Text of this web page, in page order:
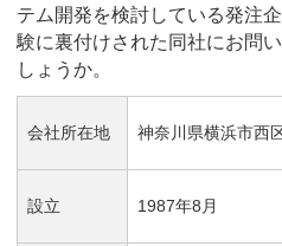
テム開発を検討している発注
験に裏付けされた同社にお問
しょうか。
会社所在地 神奈川県横浜市西
設立 1987年8月